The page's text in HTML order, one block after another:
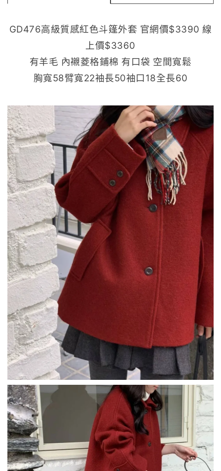
GD476高級質感紅色斗篷外套 官網價$3390 線
上價$3360
有羊毛 內襯菱格鋪棉 有口袋 空間寬鬆
胸寬58臂寬22袖長50袖口18全長60